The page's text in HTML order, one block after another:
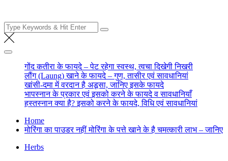
Search
for:
गोंद कतीरा के फायदे – पेट रहेगा स्वस्थ, त्वचा दिखेगी निखरी
लौंग (Laung) खाने के फायदे – गुण, तासीर एवं सावधानियां
खांसी-दमा में वरदान है अडूसा, जानिए इसके फायदे
भापस्नान के प्रकार एवं इसको करने के फायदे व सावधानियाँ
हस्तस्नान क्या है? इसको करने के फायदे, विधि एवं सावधानियां
Home
मोरिंगा का पाउडर नहीं मोरिंगा के पत्ते खाने के है चमत्कारी लाभ – जानिए
Herbs